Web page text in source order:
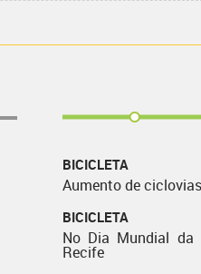
BICICLETA
Aumento de
BICICLETA
No Dia Mundial
Recife